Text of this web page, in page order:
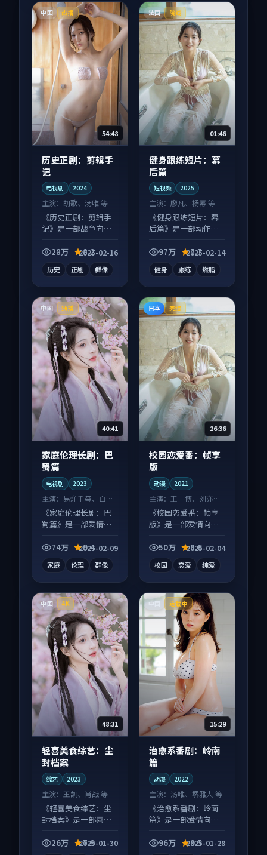
中国 热播
54:48
历史正剧：剪辑手
记
电视剧 2024
主演： 胡歌、汤唯 等
《历史正剧：剪辑手
记》是一部战争向电
端观看，细节更丰
28万 8.2
2025-02-16
历史 正剧 群像
法国 院线
01:46
健身跟练短片：幕
后篇
短视频 2025
主演：廖凡、杨幂 等
《健身跟练短片：幕
后篇》是一部动作向
事并行，细节值得二
97万 7.7
2025-02-14
健身 跟练 燃脂
中国 独播
40:41
家庭伦理长剧：巴
蜀篇
电视剧 2023
主演： 易烊千玺、白宇
等
《家庭伦理长剧：巴
蜀篇》是一部爱情向
蛋别错过，字幕区常
74万 9.4
2025-02-09
家庭 伦理 群像
日本 完结
26:36
校园恋爱番：帧享
版
动漫 2021
主演： 王一博、刘亦菲
等
《校园恋爱番：帧享
版》是一部爱情向动
为内核，情感戏份扎
50万 8.6
2025-02-04
校园 恋爱 纯爱
中国 4K
48:31
轻喜美食综艺：尘
封档案
综艺 2023
主演： 王凯、肖战 等
《轻喜美食综艺：尘
封档案》是一部喜剧
续发酵，适合周末一
26万 7.9
2025-01-30
中国 连载中
15:29
治愈系番剧：岭南
篇
动漫 2022
主演： 汤唯、堺雅人 等
《治愈系番剧：岭南
篇》是一部爱情向动
错过，字幕区常有惊
96万 9.5
2025-01-28